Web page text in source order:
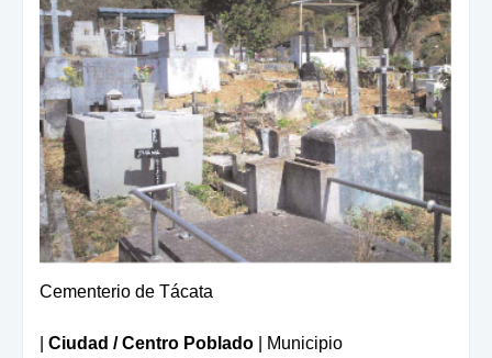
Cementerio de Tácata
Ciudad / Centro Poblado | Municipio